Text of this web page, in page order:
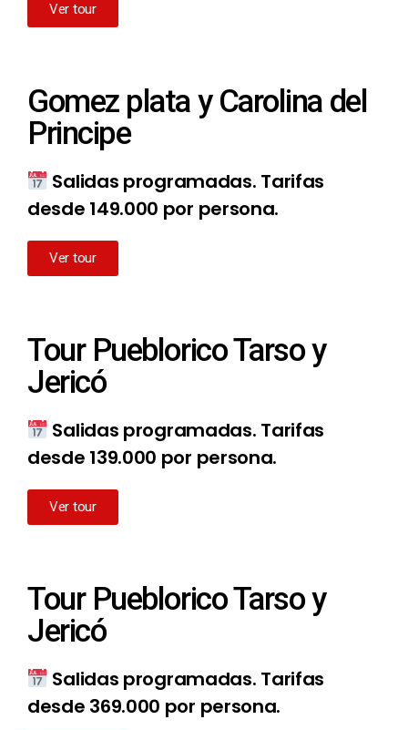
Ver tour
Gomez plata y Carolina del
Principe
Salidas programadas. Tarifas
desde 149.000 por persona.
Ver tour
Tour Pueblorico Tarso y
Jericó
Salidas programadas. Tarifas
desde 139.000 por persona.
Ver tour
Tour Pueblorico Tarso y
Jericó
Salidas programadas. Tarifas
desde 369.000 por persona.